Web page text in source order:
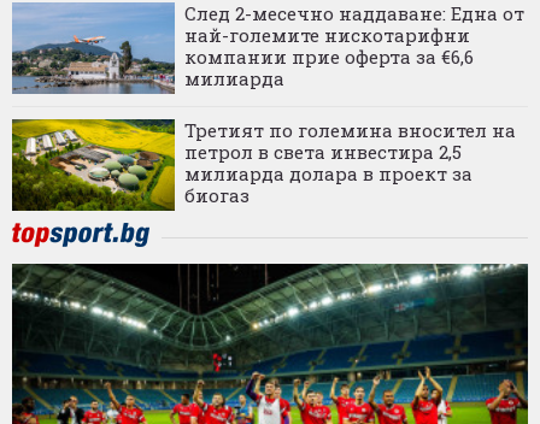
След 2-месечно наддаване: Една от
най-големите нискотарифни
компании прие оферта за €6,6
милиарда
Третият по големина вносител на
петрол в света инвестира 2,5
милиарда долара в проект за
биогаз